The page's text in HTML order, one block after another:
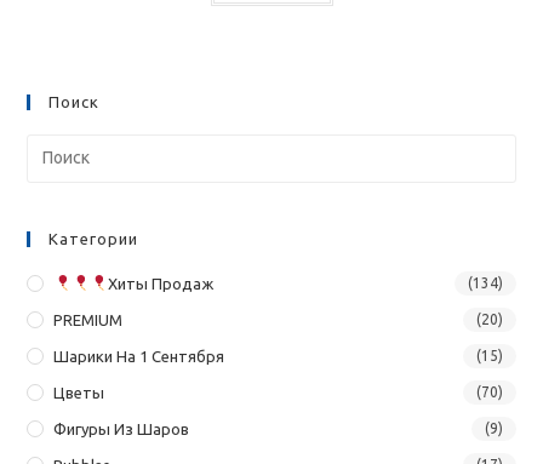
Поиск
Категории
Хиты Продаж (134)
PREMIUM (20)
Шарики На 1 Сентября (15)
Цветы (70)
Фигуры Из Шаров (9)